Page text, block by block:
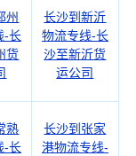
州
-长
货
长沙到新沂
物流专线-长
沙至新沂货
运公司
熟
-长
长沙到张家
港物流专线-